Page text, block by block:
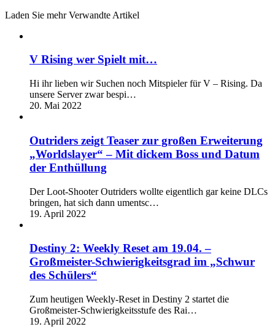
Laden Sie mehr Verwandte Artikel
V Rising wer Spielt mit…
Hi ihr lieben wir Suchen noch Mitspieler für V – Rising. Da
unsere Server zwar bespi…
20. Mai 2022
Outriders zeigt Teaser zur großen Erweiterung
„Worldslayer“ – Mit dickem Boss und Datum
der Enthüllung
Der Loot-Shooter Outriders wollte eigentlich gar keine DLCs
bringen, hat sich dann umentsc…
19. April 2022
Destiny 2: Weekly Reset am 19.04. –
Großmeister-Schwierigkeitsgrad im „Schwur
des Schülers“
Zum heutigen Weekly-Reset in Destiny 2 startet die
Großmeister-Schwierigkeitsstufe des Rai…
19. April 2022